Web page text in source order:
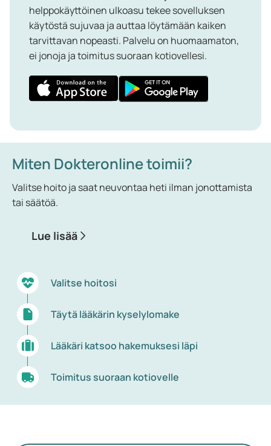
helppokäyttöinen ulkoasu tekee sovelluksen
käytöstä sujuvaa ja auttaa löytämään kaiken
tarvittavan nopeasti. Palvelu on huomaamaton,
ei jonoja ja toimitus suoraan kotiovellesi.
Miten Dokteronline toimii?
Valitse hoito ja saat neuvontaa heti ilman jonottamista
tai säätöä.
Lue lisää
Valitse hoitosi
Täytä lääkärin kyselylomake
Lääkäri katsoo hakemuksesi läpi
Toimitus suoraan kotiovelle